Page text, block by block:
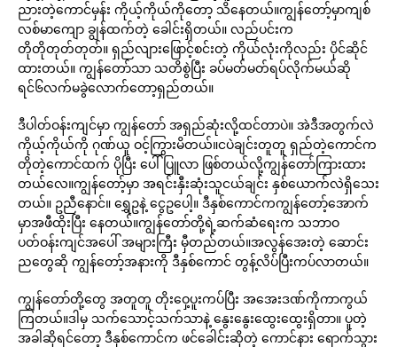
ညားတဲ့ကောင်မှန်း ကိုယ့်ကိုယ်ကိုတော့ သိနေတယ်။ကျွန်တော့်မှာကျစ်
လစ်မာကျော ချွန်ထက်တဲ့ ခေါင်းရှိတယ်။ လည်ပင်းက
တိုတိုတုတ်တုတ်။ ရှည်လျားဖြောင့်စင်းတဲ့ ကိုယ်လုံးကိုလည်း ပိုင်ဆိုင်
ထားတယ်။ ကျွန်တော်သာ သတိစွဲပြီး ခပ်မတ်မတ်ရပ်လိုက်မယ်ဆို
ရင်၆လက်မခွဲလောက်တော့ရှည်တယ်။
ဒီပါတ်ဝန်းကျင်မှာ ကျွန်တော် အရှည်ဆုံးလို့ထင်တာပဲ။ အဲဒီအတွက်လဲ
ကိုယ့်ကိုယ်ကို ဂုဏ်ယူ ဝင့်ကြွားမိတယ်။ငပဲချင်းတူတူ ရှည်တဲ့ကောင်က
တိုတဲ့ကောင်ထက် ပိုပြီး ပေါ်ပြူလာ ဖြစ်တယ်လို့ကျွန်တော်ကြားထား
တယ်လေ။ကျွန်တော့်မှာ အရင်းနှီးဆုံးသူငယ်ချင်း နှစ်ယောက်လဲရှိသေး
တယ်။ ဥညီနောင်။ ရွှေဥနဲ့ ငွေဥပေါ့။ ဒီနှစ်ကောင်ကကျွန်တော့်အောက်
မှာအဖီထိုးပြီး နေတယ်။ကျွန်တော်တို့ရဲ့ဆက်ဆံရေးက သဘာဝ
ပတ်ဝန်းကျင်အပေါ် အများကြီး မှီတည်တယ်။အလွန်အေးတဲ့ ဆောင်း
ညတွေဆို ကျွန်တော့်အနားကို ဒီနှစ်ကောင် တွန့်လိပ်ပြီးကပ်လာတယ်။
ကျွန်တော်တို့တွေ အတူတူ တိုးဝှေ့ပူးကပ်ပြီး အအေးဒဏ်ကိုကာကွယ်
ကြတယ်။ဒါမှ သက်သောင့်သက်သာနဲ့ နွေးနွေးထွေးထွေးရှိတာ။ ပူတဲ့
အခါဆိုရင်တော့ ဒီနှစ်ကောင်က ဖင်ခေါင်းဆိုတဲ့ ကောင်နား ရောက်သွား